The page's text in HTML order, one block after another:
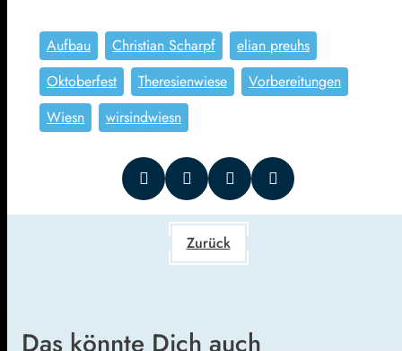
Aufbau Christian Scharpf
elian preuhs
Oktoberfest
Theresienwiese
Vorbereitungen
Wiesn
wirsindwiesn
Zurück
Das könnte Dich auch